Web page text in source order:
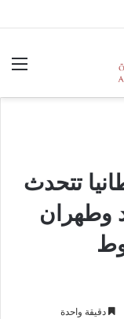
تتحدث
وطهران
دقيقة واحدة